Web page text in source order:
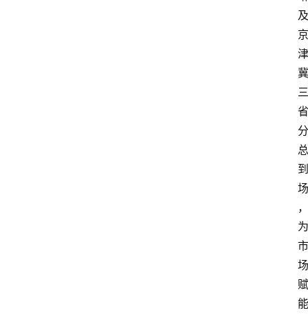
及
京
津
冀
三
省
分
总
到
场
，
为
市
场
赋
能